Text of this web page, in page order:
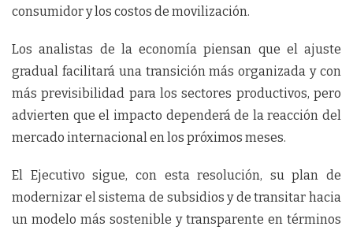
consumidor y los costos de movilización.
Los analistas de la economía piensan que el ajuste
gradual facilitará una transición más organizada y con
más previsibilidad para los sectores productivos, pero
advierten que el impacto dependerá de la reacción del
mercado internacional en los próximos meses.
El Ejecutivo sigue, con esta resolución, su plan de
modernizar el sistema de subsidios y de transitar hacia
un modelo más sostenible y transparente en términos